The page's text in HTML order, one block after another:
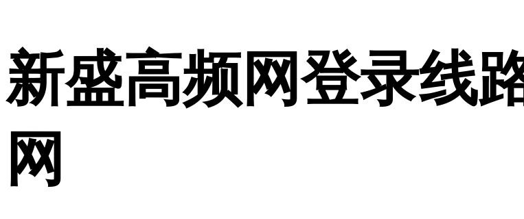
新盛高频网登录线
网